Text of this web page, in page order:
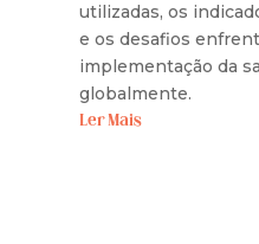
utilizadas, os
e os desafios
implementação da
globalmente.
Ler Mais